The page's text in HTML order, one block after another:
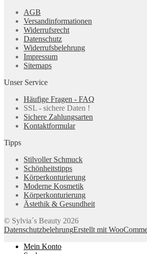
AGB
Versandinformationen
Widerrufsrecht
Datenschutz
Widerrufsbelehrung
Impressum
Sitemaps
Unser Service
Häufige Fragen - FAQ
SSL - sichere Daten !
Sichere Zahlungsarten
Kontaktformular
Tipps
Stilvoller Schmuck
Schönheitstipps
Körperkonturierung
Moderne Kosmetik
Körperkonturierung
Ästethik & Gesundheit
© Sylvia´s Beauty 2026
DatenschutzbelehrungErstellt mit
Mein Konto